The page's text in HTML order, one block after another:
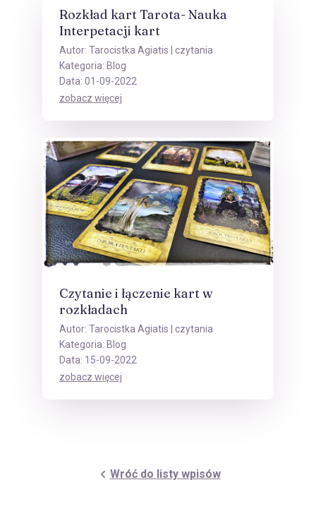
Rozkład kart Tarota- Nauka
Interpetacji kart
Autor: Tarocistka Agiatis | czytania
Kategoria: Blog
Data: 01-09-2022
zobacz więcej
Czytanie i łączenie kart w
rozkładach
Autor: Tarocistka Agiatis | czytania
Kategoria: Blog
Data: 15-09-2022
zobacz więcej
Wróć do listy wpisów